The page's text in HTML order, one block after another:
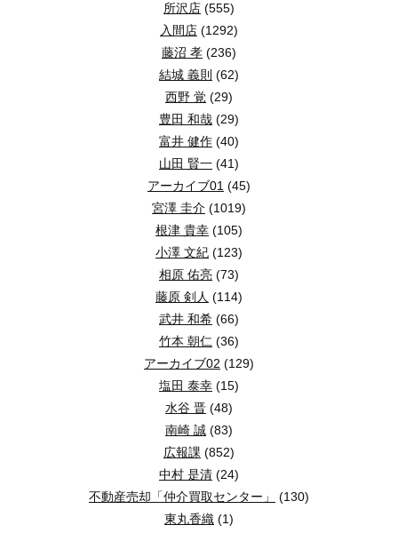
所沢店 (555)
入間店 (1292)
藤沼 孝 (236)
結城 義則 (62)
西野 覚 (29)
豊田 和哉 (29)
富井 健作 (40)
山田 賢一 (41)
アーカイブ01 (45)
宮澤 圭介 (1019)
根津 貴幸 (105)
小澤 文紀 (123)
相原 佑亮 (73)
藤原 剣人 (114)
武井 和希 (66)
竹本 朝仁 (36)
アーカイブ02 (129)
塩田 泰幸 (15)
水谷 晋 (48)
南崎 誠 (83)
広報課 (852)
中村 是清 (24)
不動産売却「仲介買取センター」
(130)
東丸香織 (1)